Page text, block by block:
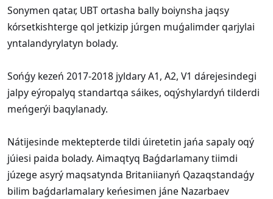
​Sonymen qatar, UBT ortasha bally boiynsha jaqsy
kórsetkishterge qol jetkizip júrgen muǵalimder qarjylai
yntalandyrylatyn bolady.
​Sońǵy kezeń 2017-2018 jyldary A1, A2, V1 dárejesindegi
jalpy eýropalyq standartqa sáikes, oqýshylardyń tilderdi
meńgerýi baqylanady.
​Nátijesinde mektepterde tildi úiretetin jańa sapaly oqý
júiesi paida bolady. Aimaqtyq Baǵdarlamany tiimdi
júzege asyrý maqsatynda Britaniianyń Qazaqstandaǵy
bilim baǵdarlamalary keńesimen jáne Nazarbaev